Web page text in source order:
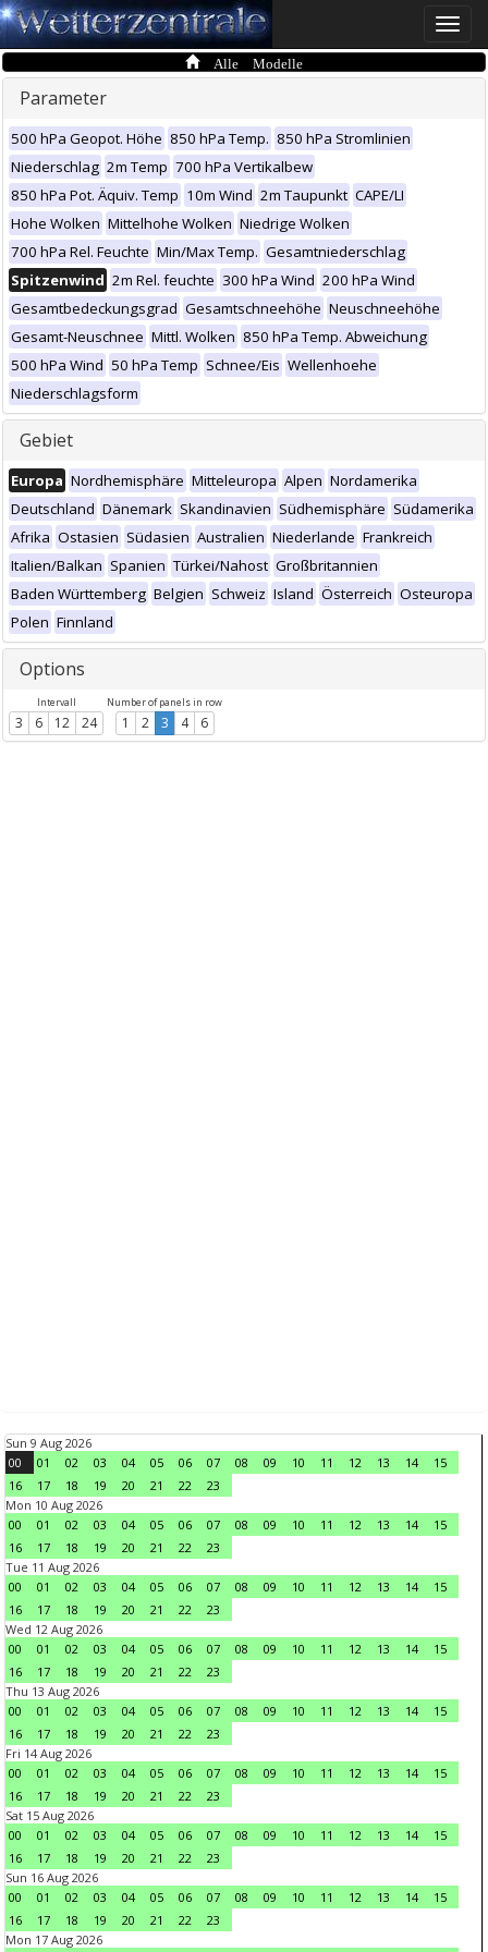
Toggle
Alle Modelle
Parameter
500 hPa Geopot. Höhe 850 hPa Temp. 850 hPa Stromlinien
Niederschlag 2m Temp 700 hPa Vertikalbew
850 hPa Pot. Äquiv. Temp 10m Wind 2m Taupunkt CAPE/LI
Hohe Wolken Mittelhohe Wolken Niedrige Wolken
700 hPa Rel. Feuchte Min/Max Temp. Gesamtniederschlag
Spitzenwind 2m Rel. feuchte 300 hPa Wind 200 hPa Wind
Gesamtbedeckungsgrad Gesamtschneehöhe Neuschneehöhe
Gesamt-Neuschnee Mittl. Wolken 850 hPa Temp. Abweichung
500 hPa Wind 50 hPa Temp Schnee/Eis Wellenhoehe
Niederschlagsform
Gebiet
Europa Nordhemisphäre Mitteleuropa Alpen Nordamerika
Deutschland Dänemark Skandinavien Südhemisphäre Südamerika
Afrika Ostasien Südasien Australien Niederlande Frankreich
Italien/Balkan Spanien Türkei/Nahost Großbritannien
Baden Württemberg Belgien Schweiz Island Österreich Osteuropa
Polen Finnland
Options
Intervall
3 6 12 24
Number of panels in row
1 2 3 4 6
Sun 9 Aug 2026
00
01 02 03 04 05 06 07 08 09 10 11 12 13 14
15
16
17 18 19 20 21 22
23
Mon 10 Aug 2026
00
01 02 03 04 05 06 07 08 09 10 11 12 13 14
15
16
17 18 19 20 21 22
23
Tue 11 Aug 2026
00
01 02 03 04 05 06 07 08 09 10 11 12 13 14
15
16
17 18 19 20 21 22
23
Wed 12 Aug 2026
00
01 02 03 04 05 06 07 08 09 10 11 12 13 14
15
16
17 18 19 20 21 22
23
Thu 13 Aug 2026
00
01 02 03 04 05 06 07 08 09 10 11 12 13 14
15
16
17 18 19 20 21 22
23
Fri 14 Aug 2026
00
01 02 03 04 05 06 07 08 09 10 11 12 13 14
15
16
17 18 19 20 21 22
23
Sat 15 Aug 2026
00
01 02 03 04 05 06 07 08 09 10 11 12 13 14
15
16
17 18 19 20 21 22
23
Sun 16 Aug 2026
00
01 02 03 04 05 06 07 08 09 10 11 12 13 14
15
16
17 18 19 20 21 22
23
Mon 17 Aug 2026